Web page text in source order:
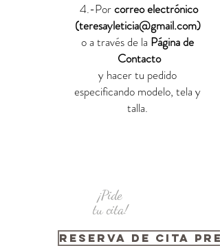
4.-Porcorreo electrónico
(teresayleticia@gmail.com)
o a través de la Página de
Contacto
y hacer tu pedido
especificando modelo, tela y
talla.
¡Pide
tu cita!
Reserva de cita